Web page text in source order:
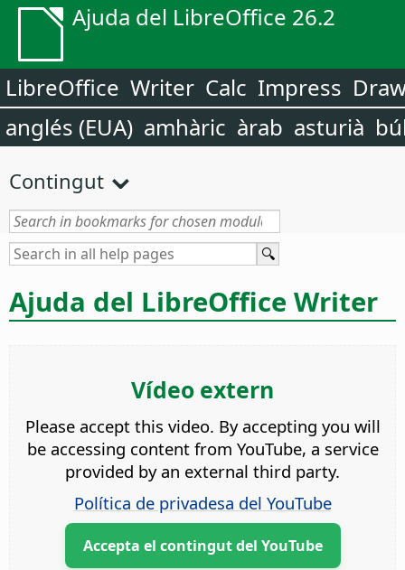
Ajuda del LibreOffice 26.2
LibreOffice Writer Calc Impress
anglés (EUA) amhàric àrab asturià
Contingut
Ajuda del LibreOffice Writer
Vídeo extern
Please accept this video. By accepting you will
be accessing content from YouTube, a service
provided by an external third party.
Política de privadesa del YouTube
Accepta el contingut del YouTube